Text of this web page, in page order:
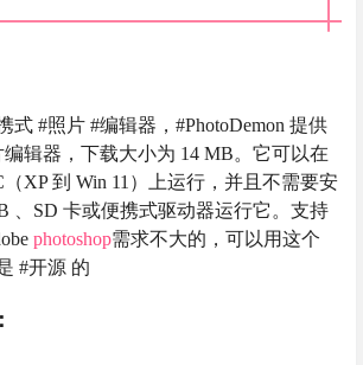
式 #照片 #编辑器，#PhotoDemon 提供
辑器，下载大小为 14 MB。它可以在
（XP 到 Win 11）上运行，并且不需要安
、SD 卡或便携式驱动器运行它。支持
photoshop需求不大的，可以用这个
#开源 的